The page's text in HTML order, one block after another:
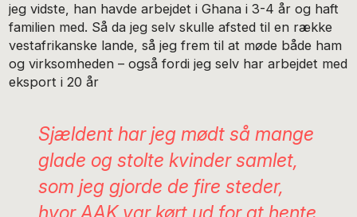
jeg vidste, han havde arbejdet i Ghana i 3-4 år og haft
familien med. Så da jeg selv skulle afsted til en række
vestafrikanske lande, så jeg frem til at møde både ham
og virksomheden – også fordi jeg selv har arbejdet med
eksport i 20 år
Sjældent har jeg mødt så mange
glade og stolte kvinder samlet,
som jeg gjorde de fire steder,